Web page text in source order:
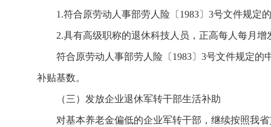
1.符合原劳动人事部劳人险〔1983〕3号文件规定
2.具有高级职称的退休科技人员，正高每人每月增
符合原劳动人事部劳人险〔1983〕3号文件规定的
补贴基数。
（三）发放企业退休军转干部生活补助
对基本养老金偏低的企业军转干部，继续按照我省